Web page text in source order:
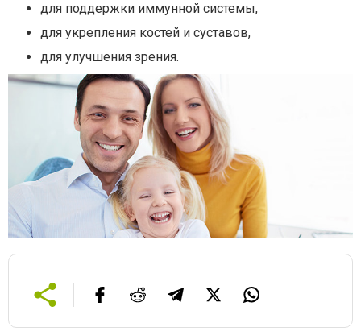
для поддержки иммунной системы,
для укрепления костей и суставов,
для улучшения зрения.